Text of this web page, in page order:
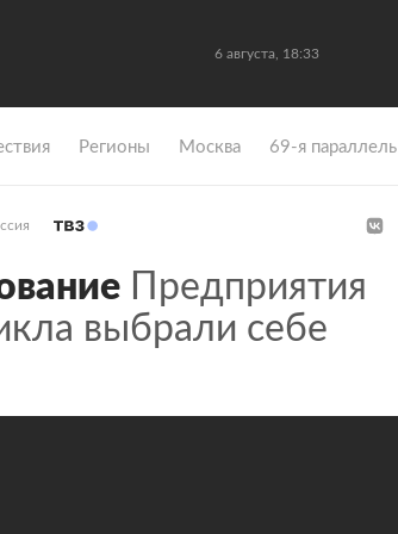
6 августа, 18:33
Регионы Москва 69-я параллель
Предприятия
выбрали себе